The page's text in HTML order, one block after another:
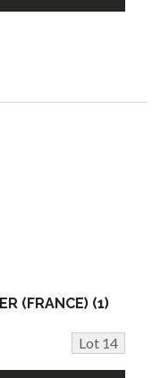
(FRANCE) (1)
Lot 14